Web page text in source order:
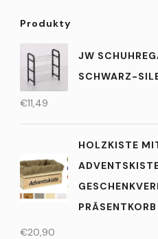
Produkty
JW
SCHWARZ-
€11,49
HOLZKISTE
PRÄSENTKORB
€20,90